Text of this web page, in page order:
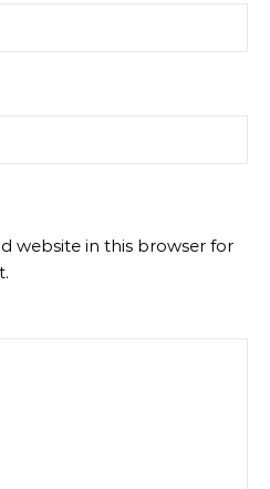
website in this browser for